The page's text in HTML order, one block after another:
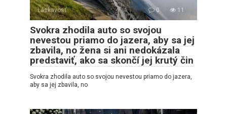
Láskavosť 0 11
Svokra zhodila auto so svojou
nevestou priamo do jazera, aby sa jej
zbavila, no žena si ani nedokázala
predstaviť, ako sa skončí jej krutý čin
Svokra zhodila auto so svojou nevestou priamo do jazera,
aby sa jej zbavila, no